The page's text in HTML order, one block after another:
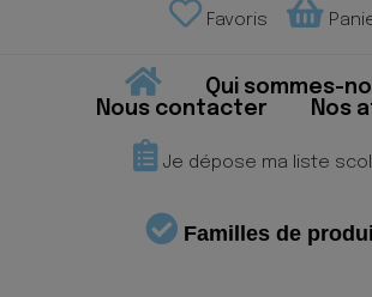
Favoris
Qui sommes-
Nous contacter
Nos
Je dépose ma liste
Familles de